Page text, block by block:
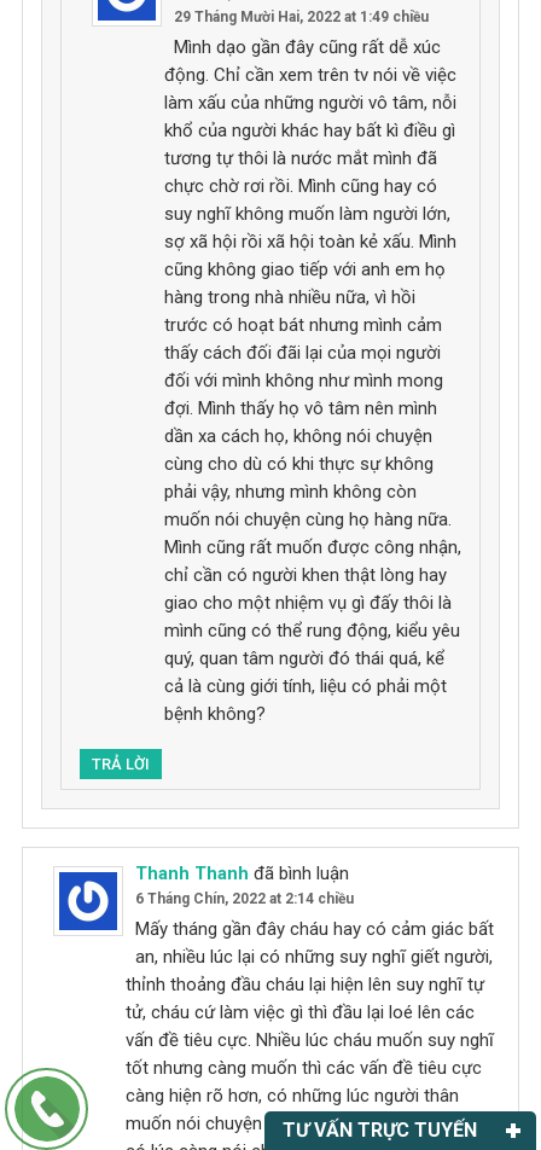
29 Tháng Mười Hai, 2022 at 1:49 chiều
Mình dạo gần đây cũng rất dễ xúc
động. Chỉ cần xem trên tv nói về việc
làm xấu của những người vô tâm, nỗi
khổ của người khác hay bất kì điều gì
tương tự thôi là nước mắt mình đã
chực chờ rơi rồi. Mình cũng hay có
suy nghĩ không muốn làm người lớn,
sợ xã hội rồi xã hội toàn kẻ xấu. Mình
cũng không giao tiếp với anh em họ
hàng trong nhà nhiều nữa, vì hồi
trước có hoạt bát nhưng mình cảm
thấy cách đối đãi lại của mọi người
đối với mình không như mình mong
đợi. Mình thấy họ vô tâm nên mình
dần xa cách họ, không nói chuyện
cùng cho dù có khi thực sự không
phải vậy, nhưng mình không còn
muốn nói chuyện cùng họ hàng nữa.
Mình cũng rất muốn được công nhận,
chỉ cần có người khen thật lòng hay
giao cho một nhiệm vụ gì đấy thôi là
mình cũng có thể rung động, kiểu yêu
quý, quan tâm người đó thái quá, kể
cả là cùng giới tính, liệu có phải một
bệnh không?
TRẢ LỜI
Thanh Thanh đã bình luận
6 Tháng Chín, 2022 at 2:14 chiều
Mấy tháng gần đây cháu hay có cảm giác bất
an, nhiều lúc lại có những suy nghĩ giết người,
thỉnh thoảng đầu cháu lại hiện lên suy nghĩ tự
tử, cháu cứ làm việc gì thì đầu lại loé lên các
vấn đề tiêu cực. Nhiều lúc cháu muốn suy nghĩ
tốt nhưng càng muốn thì các vấn đề tiêu cực
càng hiện rõ hơn, có những lúc người thân
muốn nói chuyện nhg cháu lại không biết nói gì
TƯ VẤN TRỰC TUYẾN